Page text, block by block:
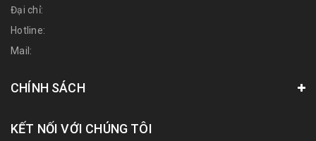
Đại chỉ:
Hotline:
Mail:
CHÍNH SÁCH
KẾT NỐI VỚI CHÚNG TÔI